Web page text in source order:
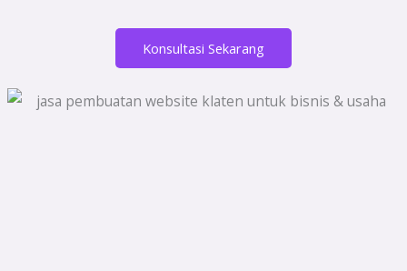
Konsultasi Sekarang